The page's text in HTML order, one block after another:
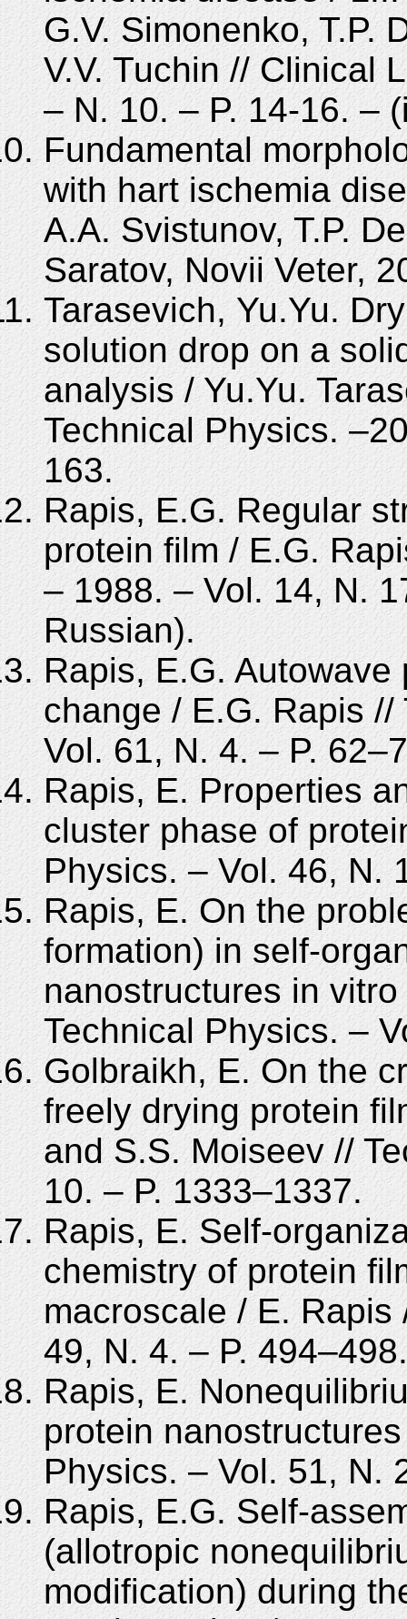
G.V. Simonenko, T.P.
V.V. Tuchin // Clinical
– N. 10. – P. 14-16. –
Fundamental
with hart ischemia
A.A. Svistunov, T.P.
Saratov, Novii Veter,
Tarasevich, Yu.Yu.
solution drop on a
analysis / Yu.Yu.
Technical Physics.
163.
Rapis, E.G. Regular
protein film / E.G.
– 1988. – Vol. 14, N.
Russian).
Rapis, E.G.
change / E.G. Rapis
Vol. 61, N. 4. – P.
Rapis, E. Properties
cluster phase of
Physics. – Vol. 46, N.
Rapis, E. On the
formation) in self-
nanostructures in
Technical Physics. –
Golbraikh, E. On the
freely drying protein
and S.S. Moiseev //
10. – P. 1333–1337.
Rapis, E. Self-
chemistry of protein
macroscale / E.
49, N. 4. – P. 494–498.
Rapis, E.
protein
Physics. – Vol. 51, N.
Rapis, E.G. Self-
(allotropic
modification) during